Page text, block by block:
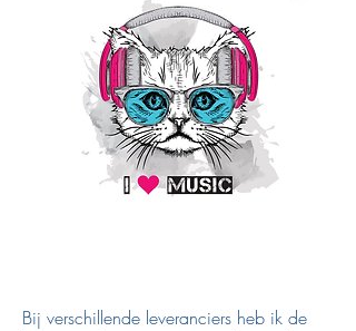
Bij verschillende leveranciers heb ik de